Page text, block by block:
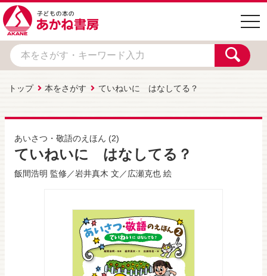
トップ 本をさがす ていねいに はなしてる？
あいさつ・敬語のえほん (2)
ていねいに はなしてる？
飯間浩明 監修／岩井真木 文／広瀬克也 絵